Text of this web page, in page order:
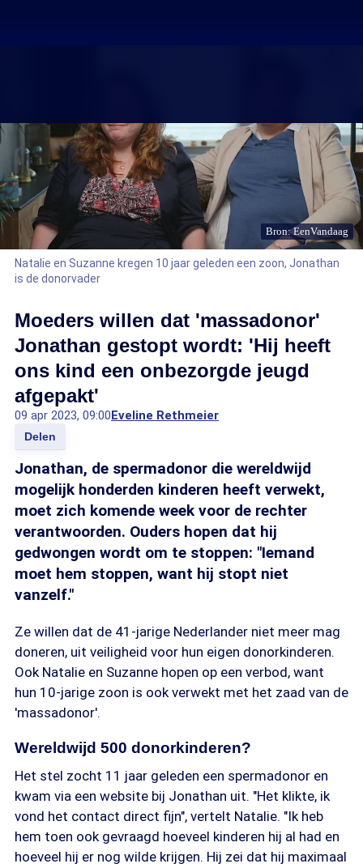
Bron: EenVandaag
Natalie en Suzanne kregen 10 jaar geleden een zoon, Jonathan
is de donorvader
Moeders willen dat 'massadonor'
Jonathan gestopt wordt: 'Hij heeft
ons kind een onbezorgde jeugd
afgepakt'
09 apr 2023, 09:00Eveline Rethmeier
Delen
Jonathan, de spermadonor die wereldwijd
mogelijk honderden kinderen heeft verwekt,
moet zich komende week voor de rechter
verantwoorden. Ouders hopen dat hij
gedwongen wordt om te stoppen: "Iemand
moet hem stoppen, want hij stopt niet
vanzelf."
Ze willen dat de 41-jarige Nederlander niet meer mag
doneren, uit veiligheid voor hun eigen donorkinderen.
Ook Natalie en Suzanne hopen op een verbod, want
hun 10-jarige zoon is ook verwekt met het zaad van de
'massadonor'.
Wereldwijd 500 donorkinderen?
Het stel zocht 11 jaar geleden een spermadonor en
kwam via een website bij Jonathan uit. "Het klikte, ik
vond het contact direct fijn", vertelt Natalie. "Ik heb
hem toen ook gevraagd hoeveel kinderen hij al had en
hoeveel hij er nog wilde krijgen. Hij zei dat hij maximaal